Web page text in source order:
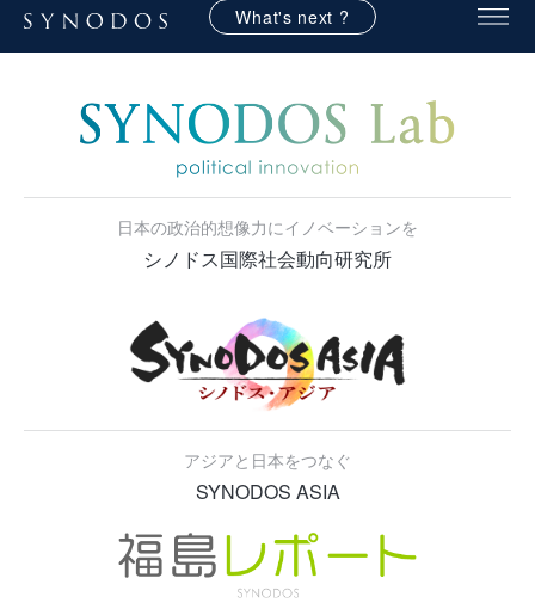
What's next ?
日本の政治的想像力にイノベーションを
シノドス国際社会動向研究所
アジアと日本をつなぐ
SYNODOS ASIA